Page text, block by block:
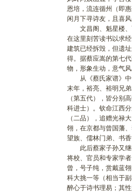
恩培，流连循州（即
闲月下寻诗友，且喜
文昌阁、魁星楼、
在这里刻苦读书以求
建筑已经拆毁，但遗
得。据蔡应嵩的第七
物，形象生动，意气
从《蔡氏家谱》中
末年，裕亮、裕明兄
（第五代），皆分别
科进士）。钦命江西
（二品），追赠光禄
翎，在京都与曾国藩
望族、儒林门弟、书
此后蔡家子孙又继
将校、官员和专家学
曾，号子纯，赏戴蓝
科大挑一等（相当于
醉心于诗书理易；其